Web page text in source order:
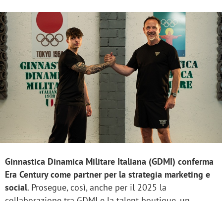
Ginnastica Dinamica Militare Italiana (GDMI) conferma
Era Century come partner per la strategia marketing e
social. Prosegue, così, anche per il 2025 la